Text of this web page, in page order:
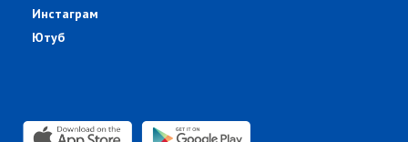
Инстаграм
Ютуб